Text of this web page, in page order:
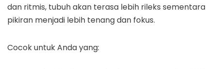
dan ritmis, tubuh akan terasa lebih rileks sementara
pikiran menjadi lebih tenang dan fokus.
Cocok untuk Anda yang: